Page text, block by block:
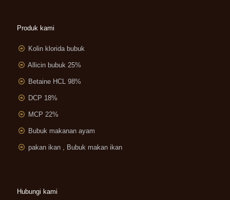
Produk kami
Kolin klorida bubuk
Allicin bubuk 25%
Betaine HCL 98%
DCP 18%
MCP 22%
Bubuk makanan ayam
pakan ikan , Bubuk makan ikan
Hubungi kami